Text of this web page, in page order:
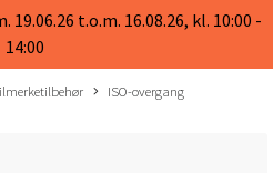
t.o.m. 16.08.26, kl. 10:00 -
14:00
ISO-overgang